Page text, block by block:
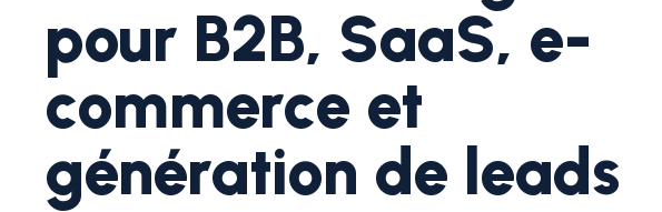
pour B2B, SaaS, e-
commerce et
génération de leads